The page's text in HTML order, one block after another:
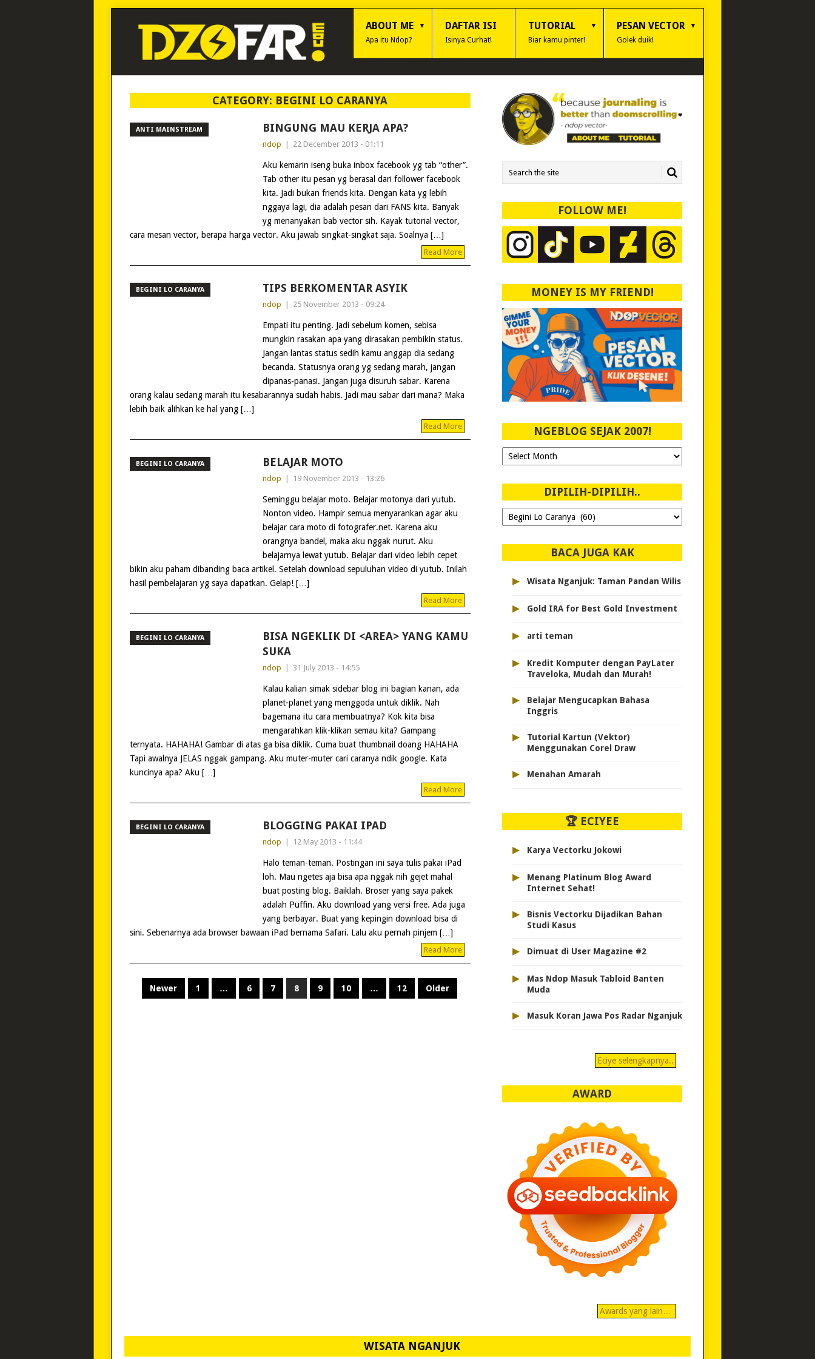
ABOUT ME
Apa itu Ndop?
DAFTAR ISI
Isinya Curhat!
TUTORIAL
Biar kamu pinter!
PESAN VECTOR
Golek duik!
CATEGORY: BEGINI LO CARANYA
ANTI MAINSTREAM BINGUNG MAU KERJA APA?
ndop 22 December 2013 - 01:11
Aku kemarin iseng buka inbox facebook yg tab “other”.
Tab other itu pesan yg berasal dari follower facebook
kita. Jadi bukan friends kita. Dengan kata yg lebih
nggaya lagi, dia adalah pesan dari FANS kita. Banyak
yg menanyakan bab vector sih. Kayak tutorial vector,
cara mesan vector, berapa harga vector. Aku jawab singkat-singkat saja. Soalnya […]
Read More
BEGINI LO CARANYA TIPS BERKOMENTAR ASYIK
ndop 25 November 2013 - 09:24
Empati itu penting. Jadi sebelum komen, sebisa
mungkin rasakan apa yang dirasakan pembikin status.
Jangan lantas status sedih kamu anggap dia sedang
becanda. Statusnya orang yg sedang marah, jangan
dipanas-panasi. Jangan juga disuruh sabar. Karena
orang kalau sedang marah itu kesabarannya sudah habis. Jadi mau sabar dari mana? Maka
lebih baik alihkan ke hal yang […]
Read More
BEGINI LO CARANYA BELAJAR MOTO
ndop 19 November 2013 - 13:26
Seminggu belajar moto. Belajar motonya dari yutub.
Nonton video. Hampir semua menyarankan agar aku
belajar cara moto di fotografer.net. Karena aku
orangnya bandel, maka aku nggak nurut. Aku
belajarnya lewat yutub. Belajar dari video lebih cepet
bikin aku paham dibanding baca artikel. Setelah download sepuluhan video di yutub. Inilah
hasil pembelajaran yg saya dapatkan. Gelap! […]
Read More
BEGINI LO CARANYA
BISA NGEKLIK DI <AREA> YANG KAMU
SUKA
ndop 31 July 2013 - 14:55
Kalau kalian simak sidebar blog ini bagian kanan, ada
planet-planet yang menggoda untuk diklik. Nah
bagemana itu cara membuatnya? Kok kita bisa
mengarahkan klik-klikan semau kita? Gampang
ternyata. HAHAHA! Gambar di atas ga bisa diklik. Cuma buat thumbnail doang HAHAHA
Tapi awalnya JELAS nggak gampang. Aku muter-muter cari caranya ndik google. Kata
kuncinya apa? Aku […]
Read More
BEGINI LO CARANYA BLOGGING PAKAI IPAD
ndop 12 May 2013 - 11:44
Halo teman-teman. Postingan ini saya tulis pakai iPad
loh. Mau ngetes aja bisa apa nggak nih gejet mahal
buat posting blog. Baiklah. Broser yang saya pakek
adalah Puffin. Aku download yang versi free. Ada juga
yang berbayar. Buat yang kepingin download bisa di
sini. Sebenarnya ada browser bawaan iPad bernama Safari. Lalu aku pernah pinjem […]
Read More
POSTS
Newer 1 … 6 7 8 9 10 … 12 Older
FOLLOW ME!
MONEY IS MY FRIEND!
NGEBLOG SEJAK 2007!
Ngeblog
Sejak
DIPILIH-DIPILIH..
Dipilih-
dipilih..
BACA JUGA KAK
▸ Wisata Nganjuk: Taman Pandan Wilis
▸ Gold IRA for Best Gold Investment
▸ arti teman
▸
Kredit Komputer dengan PayLater
Traveloka, Mudah dan Murah!
▸
Belajar Mengucapkan Bahasa
Inggris
▸
Tutorial Kartun (Vektor)
Menggunakan Corel Draw
▸ Menahan Amarah
🏆 ECIYEE
▸ Karya Vectorku Jokowi
▸
Menang Platinum Blog Award
Internet Sehat!
▸
Bisnis Vectorku Dijadikan Bahan
Studi Kasus
▸ Dimuat di User Magazine #2
▸
Mas Ndop Masuk Tabloid Banten
Muda
▸ Masuk Koran Jawa Pos Radar Nganjuk
Eciye selengkapnya..
AWARD
Awards yang lain…
WISATA NGANJUK